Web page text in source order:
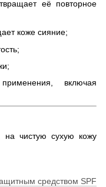
её повторное
коже сияние;
включая
на чистую сухую кожу
средством SPF